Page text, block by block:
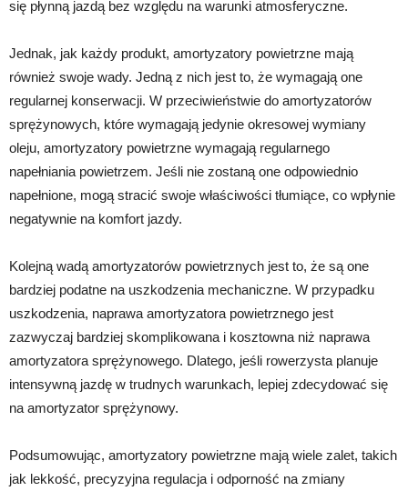
się płynną jazdą bez względu na warunki atmosferyczne.
Jednak, jak każdy produkt, amortyzatory powietrzne mają
również swoje wady. Jedną z nich jest to, że wymagają one
regularnej konserwacji. W przeciwieństwie do amortyzatorów
sprężynowych, które wymagają jedynie okresowej wymiany
oleju, amortyzatory powietrzne wymagają regularnego
napełniania powietrzem. Jeśli nie zostaną one odpowiednio
napełnione, mogą stracić swoje właściwości tłumiące, co wpłynie
negatywnie na komfort jazdy.
Kolejną wadą amortyzatorów powietrznych jest to, że są one
bardziej podatne na uszkodzenia mechaniczne. W przypadku
uszkodzenia, naprawa amortyzatora powietrznego jest
zazwyczaj bardziej skomplikowana i kosztowna niż naprawa
amortyzatora sprężynowego. Dlatego, jeśli rowerzysta planuje
intensywną jazdę w trudnych warunkach, lepiej zdecydować się
na amortyzator sprężynowy.
Podsumowując, amortyzatory powietrzne mają wiele zalet, takich
jak lekkość, precyzyjna regulacja i odporność na zmiany